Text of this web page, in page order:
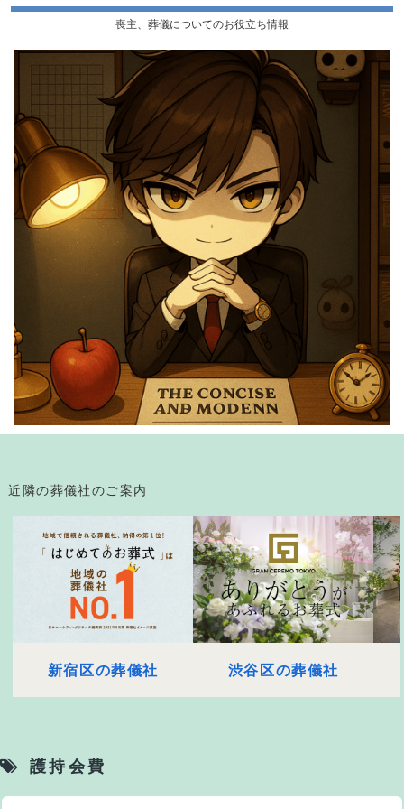
喪主、葬儀についてのお役立ち情報
近隣の葬儀社のご案内
新宿区の葬儀社 渋谷区の葬儀社
護持会費